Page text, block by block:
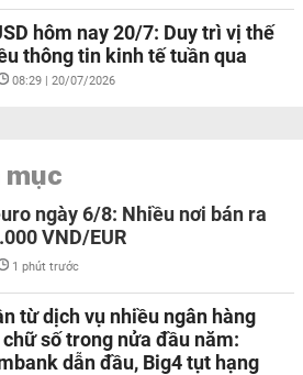
hôm nay 20/7: Duy trì vị thế
thông tin kinh tế tuần qua
08:29 | 20/07/2026
mục
ngày 6/8: Nhiều nơi bán ra
VND/EUR
1 phút trước
từ dịch vụ nhiều ngân hàng
số trong nửa đầu năm:
dẫn đầu, Big4 tụt hạng